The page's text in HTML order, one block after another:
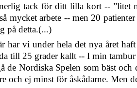
tack för ditt lilla kort -- ”litet
mycket arbete -- men 20
på detta.(...)
har vi under hela det nya året
till 25 grader kallt -- I min
de Nordiska Spelen som bäst
och ej minst för åskådarne. Men